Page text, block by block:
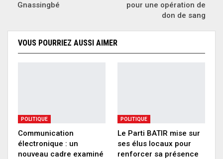
Gnassingbé
pour une opération de
don de sang
VOUS POURRIEZ AUSSI AIMER
POLITIQUE
Communication
électronique : un
nouveau cadre examiné
POLITIQUE
Le Parti BATIR mise sur
ses élus locaux pour
renforcer sa présence